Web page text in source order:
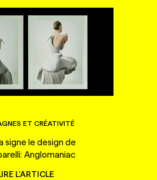
ET CRÉATIVITÉ
signe le design de
Anglomaniac
L'ARTICLE